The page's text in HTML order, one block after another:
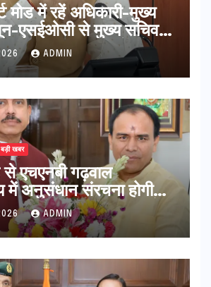
में रहें अधिकारी-मुख्य
एसईओसी से मुख्य सचिव ने
कहा-बंद सड़कों को
लोगों को न हो दिक्कत
ADMIN
बड़ी खबर
एचएनबी गढ़वाल
में अनुसंधान संरचना होगी
मंत्री धन सिंह रावत ने
शिक्षा मंत्री से की
ADMIN